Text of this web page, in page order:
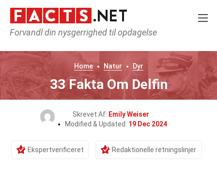
Forvandl din nysgerrighed til opdagelse
Home Natur Dyr
33 Fakta Om Delfin
Skrevet Af: Emily Weiser
Modified & Updated: 19 Dec 2024
Ekspertverificeret Redaktionelle retningslinjer